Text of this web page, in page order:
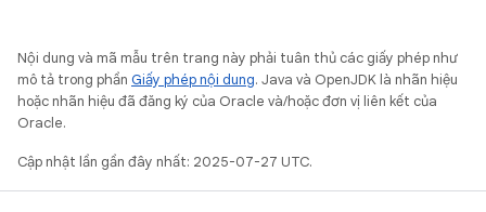
Nội dung và mã mẫu trên trang này phải tuân thủ các giấy phép như
mô tả trong phần Giấy phép nội dung. Java và OpenJDK là nhãn hiệu
hoặc nhãn hiệu đã đăng ký của Oracle và/hoặc đơn vị liên kết của
Oracle.
Cập nhật lần gần đây nhất: 2025-07-27 UTC.